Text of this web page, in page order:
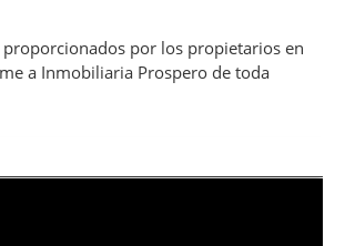
por los propietarios en
a Inmobiliaria Prospero de toda